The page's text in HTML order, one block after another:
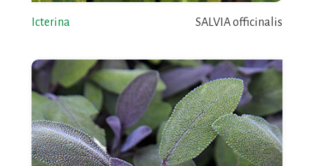
Icterina SALVIA officinalis